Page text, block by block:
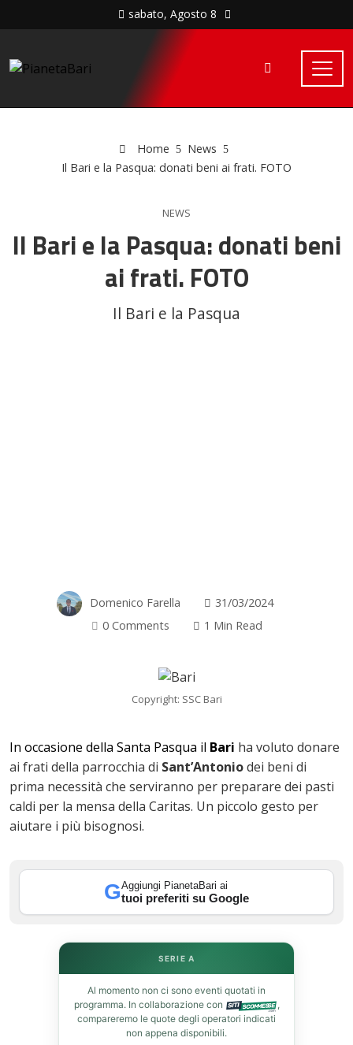
sabato, Agosto 8
Home
News
Il Bari e la Pasqua: donati beni ai frati. FOTO
NEWS
Il Bari e la Pasqua: donati beni
ai frati. FOTO
Il Bari e la Pasqua
Domenico Farella
31/03/2024
0 Comments
1 Min Read
Copyright: SSC Bari
In occasione della Santa Pasqua il Bari ha voluto donare
ai frati della parrocchia di Sant’Antoniodei beni di
prima necessità che serviranno per preparare dei pasti
caldi per la mensa della Caritas. Un piccolo gesto per
aiutare i più bisognosi.
GAggiungi PianetaBari ai
tuoi preferiti su Google
SERIE A
Al momento non ci sono eventi quotati in
programma. In collaborazione con
,
compareremo le quote degli operatori indicati
non appena disponibili.